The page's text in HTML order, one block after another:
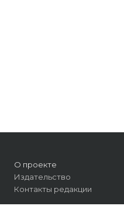
О проекте
Издательство
Контакты редакции